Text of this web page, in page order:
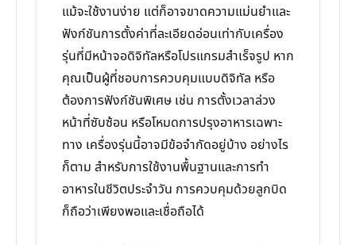
แม้จะใช้งานง่าย แต่ก็อาจขาดความแม่นยำและ
ฟังก์ชันการตั้งค่าที่ละเอียดอ่อนเท่ากับเครื่อง
รุ่นที่มีหน้าจอดิจิทัลหรือโปรแกรมสำเร็จรูป หาก
คุณเป็นผู้ที่ชอบการควบคุมแบบดิจิทัล หรือ
ต้องการฟังก์ชันพิเศษ เช่น การตั้งเวลาล่วง
หน้าที่ซับซ้อน หรือโหมดการปรุงอาหารเฉพาะ
ทาง เครื่องรุ่นนี้อาจมีข้อจำกัดอยู่บ้าง อย่างไร
ก็ตาม สำหรับการใช้งานพื้นฐานและการทำ
อาหารในชีวิตประจำวัน การควบคุมด้วยลูกบิด
ก็ถือว่าเพียงพอและเชื่อถือได้